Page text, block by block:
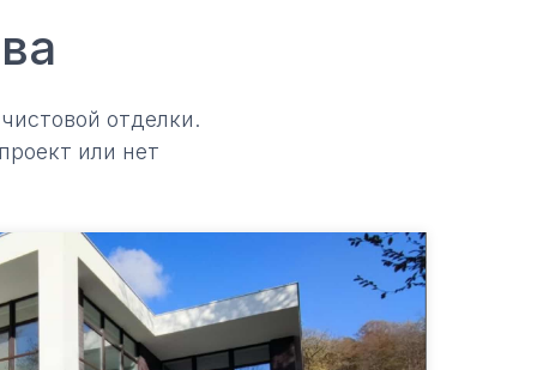
отделки.
или нет